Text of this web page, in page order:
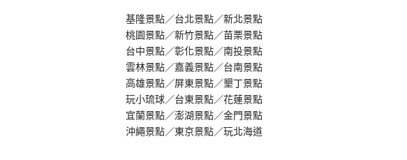
基隆景點／台北景點／新北景點
桃園景點／新竹景點／苗栗景點
台中景點／彰化景點／南投景點
雲林景點／嘉義景點／台南景點
高雄景點／屏東景點／墾丁景點
玩小琉球／台東景點／花蓮景點
宜蘭景點／澎湖景點／金門景點
沖繩景點／東京景點／玩北海道